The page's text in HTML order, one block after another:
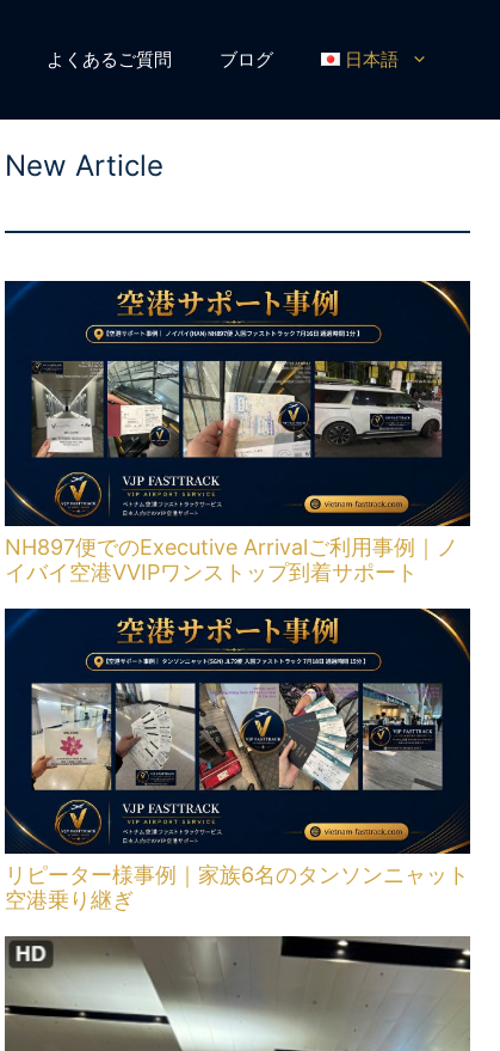
よくあるご質問 ブログ 日本語
New Article
NH897便でのExecutive Arrivalご利用事例｜ノ
イバイ空港VVIPワンストップ到着サポート
リピーター様事例｜家族6名のタンソンニャット
空港乗り継ぎ